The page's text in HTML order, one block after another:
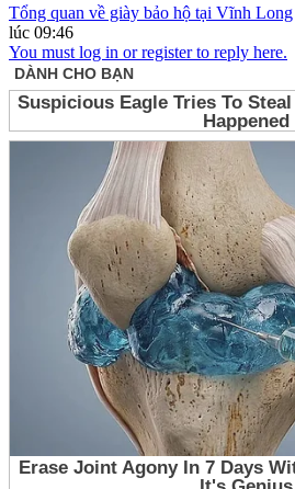
Tổng quan về giày bảo hộ tại Vĩnh Long
lúc 09:46
You must log in or register to reply here.